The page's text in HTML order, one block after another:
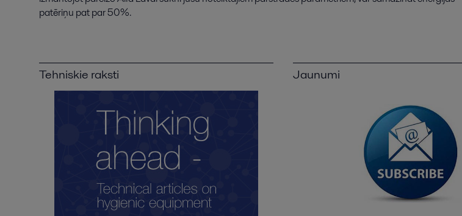
patēriņu patpar50%.
Tehniskie raksti Jaunumi